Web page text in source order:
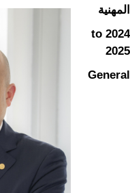
المهنية
2024 to
2025
General